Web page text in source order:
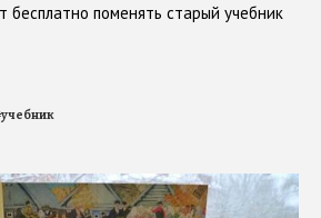
поменять старый учебник
учебник